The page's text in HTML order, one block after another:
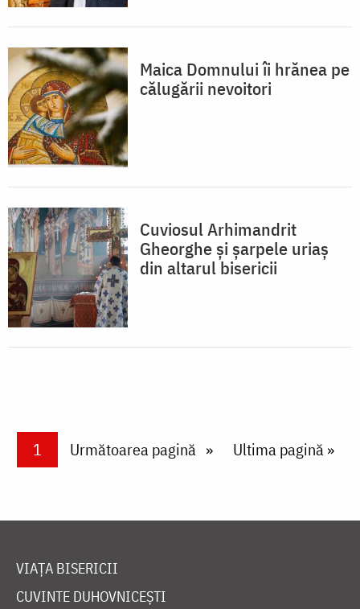
Maica Domnului îi hrănea pe
călugării nevoitori
Cuviosul Arhimandrit
Gheorghe și șarpele uriaș
din altarul bisericii
PaginareCurrent page
1 Next page
Următoarea pagină Last page
Ultima pagină »
VIAȚA BISERICII
CUVINTE DUHOVNICEȘTI